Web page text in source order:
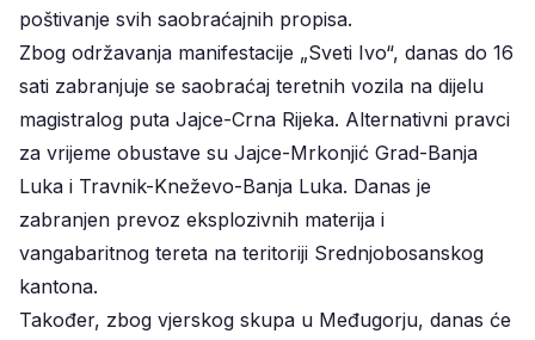
poštivanje svih saobraćajnih propisa.
Zbog održavanja manifestacije „Sveti Ivo“, danas do 16
sati zabranjuje se saobraćaj teretnih vozila na dijelu
magistralog puta Jajce-Crna Rijeka. Alternativni pravci
za vrijeme obustave su Jajce-Mrkonjić Grad-Banja
Luka i Travnik-Kneževo-Banja Luka. Danas je
zabranjen prevoz eksplozivnih materija i
vangabaritnog tereta na teritoriji Srednjobosanskog
kantona.
Također, zbog vjerskog skupa u Međugorju, danas će